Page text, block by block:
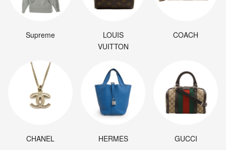
Supreme
LOUIS
VUITTON
COACH
CHANEL HERMES GUCCI